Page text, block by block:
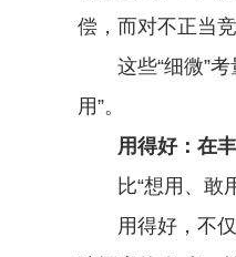
偿，而对不正当
这些“细微”考
用”。
用得好：在
比“想用、敢用
用得好，不仅